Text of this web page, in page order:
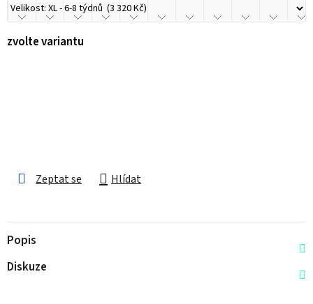
zvolte variantu
Zeptat se Hlídat
Popis
Diskuze